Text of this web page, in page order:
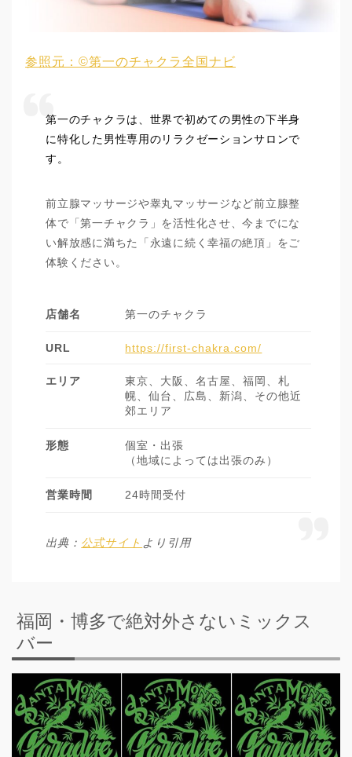
参照元：©第一のチャクラ全国ナビ
第一のチャクラは、世界で初めての男性の下半身
に特化した男性専用のリラクゼーションサロンで
す。
前立腺マッサージや睾丸マッサージなど前立腺整
体で「第一チャクラ」を活性化させ、今までにな
い解放感に満ちた「永遠に続く幸福の絶頂」をご
体験ください。
店舗名 第一のチャクラ
URL https://first-chakra.com/
エリア
東京、大阪、名古屋、福岡、札
幌、仙台、広島、新潟、その他近
郊エリア
形態
個室・出張
（地域によっては出張のみ）
営業時間 24時間受付
出典： 公式サイト より引用
福岡・博多で絶対外さないミックス
バー